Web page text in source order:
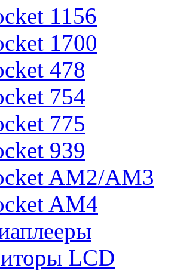
1156
1700
478
754
775
939
AM2/AM3
AM4
LCD